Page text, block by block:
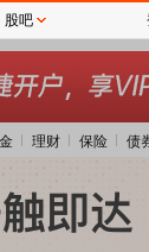
理财 保险 债
股吧